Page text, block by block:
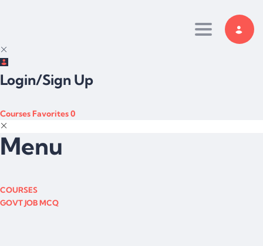
Toggle
Login/Sign Up
CoursesFavorites0
Menu
COURSES
GOVT JOB MCQ